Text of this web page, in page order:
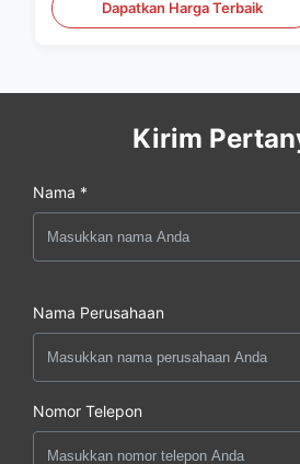
Dapatkan Harga Terbaik
Kirim
Nama *
Nama Perusahaan
Nomor Telepon